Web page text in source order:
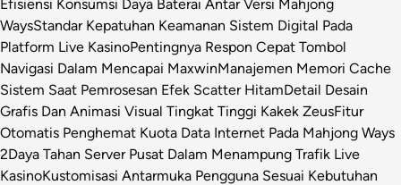
Efisiensi Konsumsi Daya Baterai Antar Versi Mahjong
WaysStandar Kepatuhan Keamanan Sistem Digital Pada
Platform Live KasinoPentingnya Respon Cepat Tombol
Navigasi Dalam Mencapai MaxwinManajemen Memori Cache
Sistem Saat Pemrosesan Efek Scatter HitamDetail Desain
Grafis Dan Animasi Visual Tingkat Tinggi Kakek ZeusFitur
Otomatis Penghemat Kuota Data Internet Pada Mahjong Ways
2Daya Tahan Server Pusat Dalam Menampung Trafik Live
KasinoKustomisasi Antarmuka Pengguna Sesuai Kebutuhan